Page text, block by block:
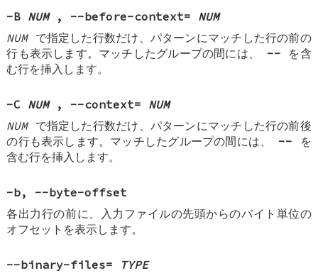
-B NUM , --before-context= NUM
NUMで指定した行数だけ、パターンにマッチした行の前の
行も表示します。マッチしたグループの間には、 -- を含
む行を挿入します。
-C NUM , --context= NUM
NUMで指定した行数だけ、パターンにマッチした行の前後
の行も表示します。マッチしたグループの間には、 -- を
含む行を挿入します。
-b, --byte-offset
各出力行の前に、入力ファイルの先頭からのバイト単位の
オフセットを表示します。
--binary-files=
TYPE